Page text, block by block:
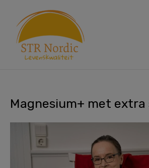
content
Magnesium+ met extra